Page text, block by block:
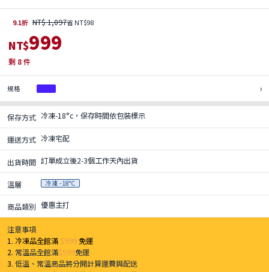
9.1折 NT$ 1,097省 NT$98
NT$999
剩 8件
規格 ›
保存方式 冷凍-18°c，保存時間依包裝標示
運送方式 冷凍宅配
出貨時間 訂單成立後2-3個工作天內出貨
溫層 冷凍 -18°C
商品類別 優惠主打
注意事項
1. 冷凍品全館滿 $999免運
2. 常溫品全館滿$599免運
3.低溫、常溫商品將分開計算運費與配送